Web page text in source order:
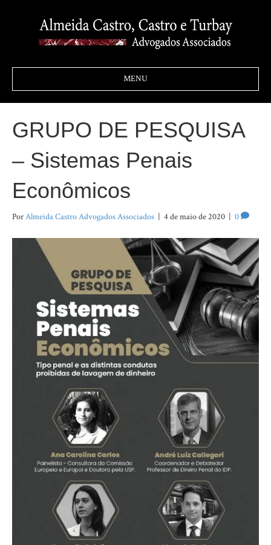
MENU
GRUPO DE PESQUISA
– Sistemas Penais
Econômicos
PorAlmeida Castro Advogados Associados | 4 de maio de 2020 | 0